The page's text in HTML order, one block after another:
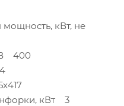
кВт, не
В 400
кВт 3